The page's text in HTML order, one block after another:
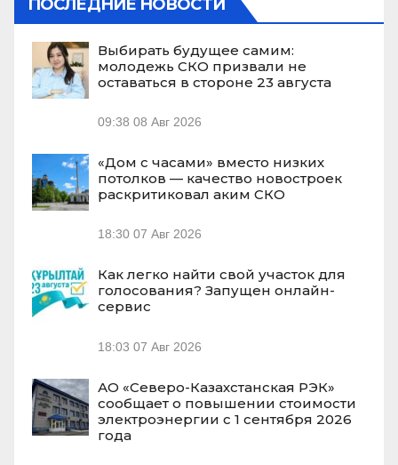
ПОСЛЕДНИЕ НОВОСТИ
Выбирать будущее самим:
молодежь СКО призвали не
оставаться в стороне 23 августа
09:38 08 Авг 2026
«Дом с часами» вместо низких
потолков — качество новостроек
раскритиковал аким СКО
18:30 07 Авг 2026
Как легко найти свой участок для
голосования? Запущен онлайн-
сервис
18:03 07 Авг 2026
АО «Северо-Казахстанская РЭК»
сообщает о повышении стоимости
электроэнергии с 1 сентября 2026
года